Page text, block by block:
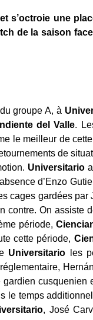
s’octroie une
de la saison
groupe A, à
del Valle.
le meilleur de
de
Universitario
d’Enzo
cages gardées
contre. On assiste
période,
cette période,
Universitario les
cusquenien
le temps
, José